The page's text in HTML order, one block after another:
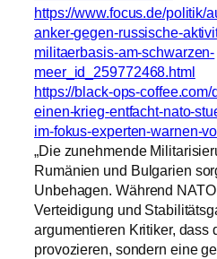
https://www.focus.de/politik/
anker-gegen-russische-
militaerbasis-am-schwarzen-
meer_id_259772468.html
https://black-ops-
einen-krieg-entfacht-nato-
im-fokus-experten-warnen-
„Die zunehmende
Rumänien und Bulgarien
Unbehagen. Während
Verteidigung und
argumentieren Kritiker, dass
provozieren, sondern eine